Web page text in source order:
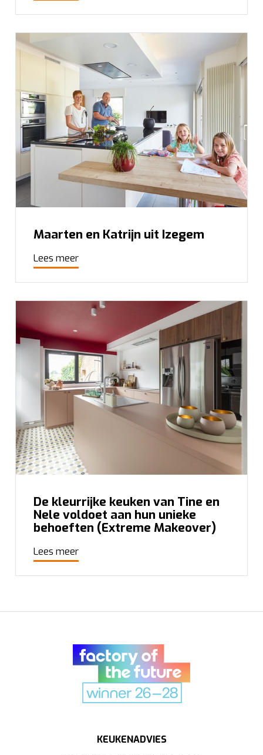
Maarten en Katrijn uit Izegem
Lees meer
De kleurrijke keuken van Tine en
Nele voldoet aan hun unieke
behoeften (Extreme Makeover)
Lees meer
KEUKENADVIES